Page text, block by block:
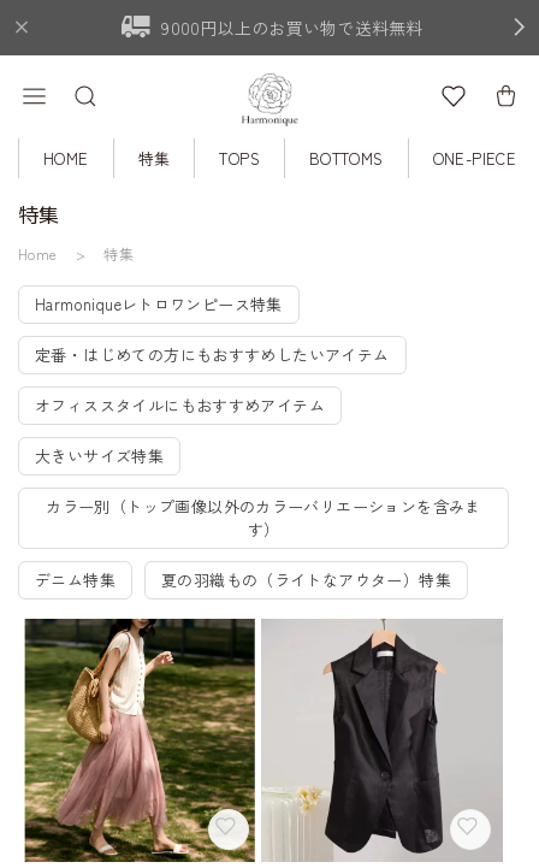
9000円以上のお買い物で送料無料
HOME 特集 TOPS BOTTOMS ONE-PIECE
特集
Home 特集
Harmoniqueレトロワンピース特集
定番・はじめての方にもおすすめしたいアイテム
オフィススタイルにもおすすめアイテム
大きいサイズ特集
カラー別（トップ画像以外のカラーバリエーションを含みま
す）
デニム特集 夏の羽織もの（ライトなアウター）特集